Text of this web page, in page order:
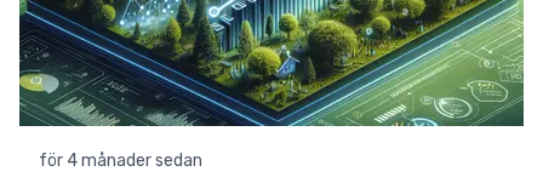
för 4 månader sedan